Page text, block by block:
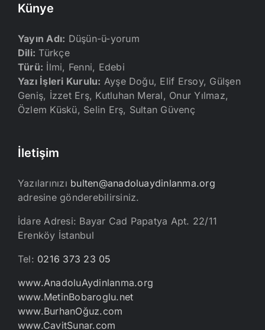
Künye
Yayın Adı: Düşün-ü-yorum
Dili: Türkçe
Türü: İlmi, Fenni, Edebi
Yazı İşleri Kurulu: Ayşe Doğu, Elif Ersoy, Gülşen
Geniş, İzzet Erş, Kutluhan Meral, Onur Yılmaz,
Özlem Küskü, Selin Erş, Sultan Güvenç
İletişim
Yazılarınızı bulten@anadoluaydinlanma.org
adresine gönderebilirsiniz.
İdare Adresi: Bayar Cad Papatya Apt. 22/11
Erenköy İstanbul
Tel: 0216 373 23 05
www.AnadoluAydinlanma.org
www.MetinBobaroglu.net
www.BurhanOğuz.com
www.CavitSunar.com